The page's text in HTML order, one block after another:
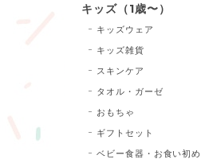
キッズ（1歳〜）
キッズウェア
キッズ雑貨
スキンケア
タオル・ガーゼ
おもちゃ
ギフトセット
ベビー食器・お食い初め